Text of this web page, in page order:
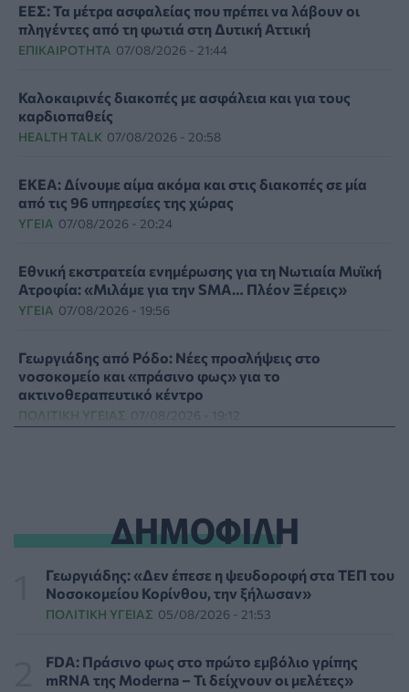
ΕΕΣ: Τα μέτρα ασφαλείας που πρέπει να λάβουν οι
πληγέντες από τη φωτιά στη Δυτική Αττική
ΕΠΙΚΑΙΡΌΤΗΤΑ 07/08/2026 - 21:44
Καλοκαιρινές διακοπές με ασφάλεια και για τους
καρδιοπαθείς
HEALTH TALK 07/08/2026 - 20:58
ΕΚΕΑ: Δίνουμε αίμα ακόμα και στις διακοπές σε μία
από τις 96 υπηρεσίες της χώρας
ΥΓΕΊΑ 07/08/2026 - 20:24
Εθνική εκστρατεία ενημέρωσης για τη Νωτιαία Μυϊκή
Ατροφία: «Μιλάμε για την SMA… Πλέον Ξέρεις»
ΥΓΕΊΑ 07/08/2026 - 19:56
Γεωργιάδης από Ρόδο: Νέες προσλήψεις στο
νοσοκομείο και «πράσινο φως» για το
ακτινοθεραπευτικό κέντρο
ΠΟΛΙΤΙΚΉ ΥΓΕΊΑΣ 07/08/2026 - 19:12
Τι μπορεί να μας διδάξει η νέα ταινία του Spider-Man
για την απώλεια και το πένθος
ΨΥΧΙΚΉ ΥΓΕΊΑ 07/08/2026 - 18:11
την ενίσχυση της βιοασφάλειας από το ΥΠΑΑΤ
ΕΠΙΚΑΙΡΌΤΗΤΑ 07/08/2026 - 17:42
ΔΗΜΟΦΙΛΗ
Γεωργιάδης: «Δεν έπεσε η ψευδοροφή στα ΤΕΠ του
Νοσοκομείου Κορίνθου, την ξήλωσαν»
ΠΟΛΙΤΙΚΉ ΥΓΕΊΑΣ 05/08/2026 - 21:53
FDA: Πράσινο φως στο πρώτο εμβόλιο γρίπης
mRNA της Moderna – Τι δείχνουν οι μελέτες»